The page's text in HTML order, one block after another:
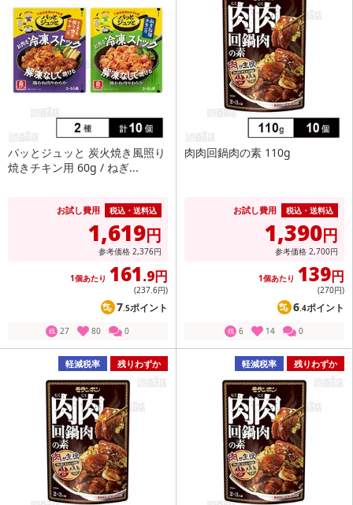
パッとジュッと 炭火焼き風照り
焼きチキン用 60g / ねぎ...
お試し費用 税込・送料込
1,619円
参考価格 2,376円
1個あたり 161.9円
(237.6円)
7.5ポイント
残 27 80 0
肉肉回鍋肉の素 110g
お試し費用 税込・送料込
1,390円
参考価格 2,700円
1個あたり 139円
(270円)
6.4ポイント
残 6 14 0
軽減税率 残りわずか 軽減税率 残りわずか